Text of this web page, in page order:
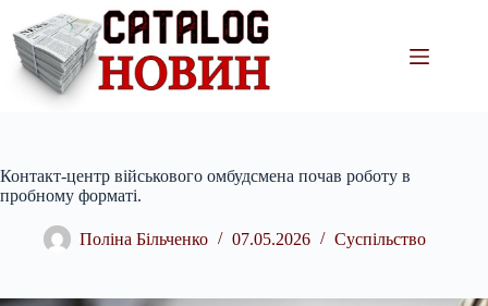
вмісту
Контакт-центр військового омбудсмена почав роботу в
пробному форматі.
Поліна Більченко 07.05.2026 Суспільство